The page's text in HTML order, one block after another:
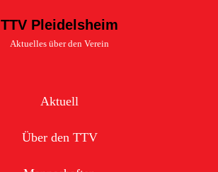
TTV Pleidelsheim
Aktuelles über den Verein
Aktuell
Über den TTV